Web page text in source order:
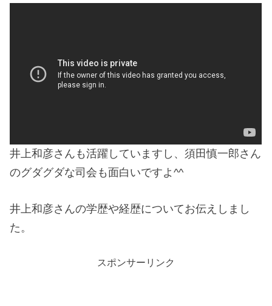
井上和彦さんも活躍していますし、須田慎一郎さん
のグダグダな司会も面白いですよ^^
井上和彦さんの学歴や経歴についてお伝えしまし
た。
スポンサーリンク